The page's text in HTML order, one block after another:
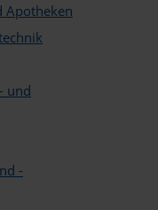
und Baustoffe
Wand
Fassade
Umwelt
Türen und Tore
und Elektrotechnik
Apotheken
und
-